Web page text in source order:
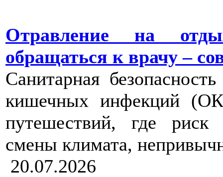
Отравление на
обращаться к врачу –
Санитарная
кишечных инфекций
путешествий, где риск
смены климата,
20.07.2026